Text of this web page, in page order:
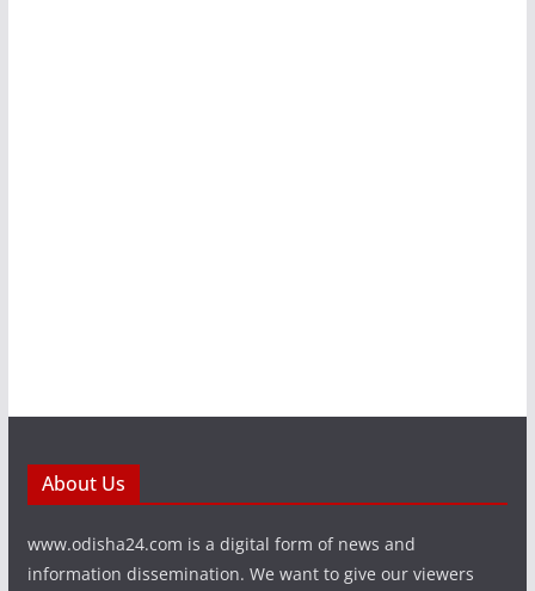
About Us
www.odisha24.com is a digital form of news and
information dissemination. We want to give our viewers